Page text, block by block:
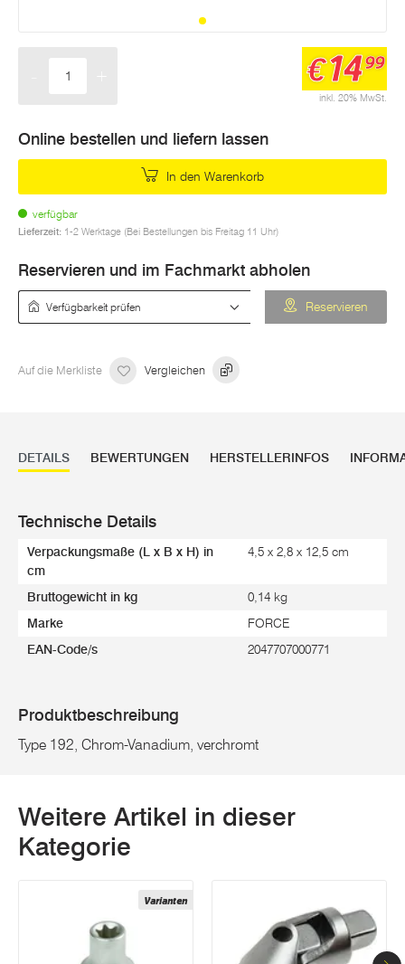
inkl. 20% MwSt.
€1499
Online bestellen und liefern lassen
In den Warenkorb
verfügbar
Lieferzeit: 1-2 Werktage (Bei Bestellungen bis Freitag 11 Uhr)
Reservieren und im Fachmarkt abholen
Reservieren
Auf die Merkliste Vergleichen
DETAILS BEWERTUNGEN HERSTELLERINFOS
Technische Details
Verpackungsmaße (L x B x H) in
cm
4,5 x 2,8 x 12,5 cm
Bruttogewicht in kg 0,14 kg
Marke FORCE
EAN-Code/s 2047707000771
Produktbeschreibung
Type 192, Chrom-Vanadium, verchromt
Weitere Artikel in dieser
Kategorie
Varianten